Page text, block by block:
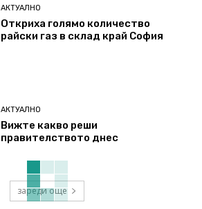
АКТУАЛНО
Откриха голямо количество
райски газ в склад край София
АКТУАЛНО
Вижте какво реши
правителството днес
зареди още